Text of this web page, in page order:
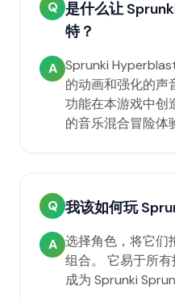
Q 是什么让
特？
A Sprunki
的动画和强化的声
功能在本游戏中创
的音乐混合冒险体
Q 我该如何玩
A 选择角色，将它们
组合。 它易于所
成为 Sprunki